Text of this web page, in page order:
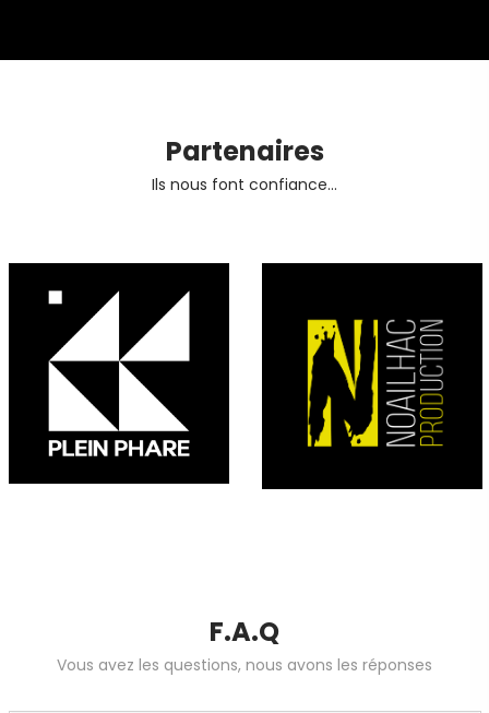
Partenaires
Ils nous font confiance...
F.A.Q
Vous avez les questions, nous avons les réponses